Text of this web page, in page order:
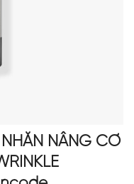
NHĂN NÂNG CƠ